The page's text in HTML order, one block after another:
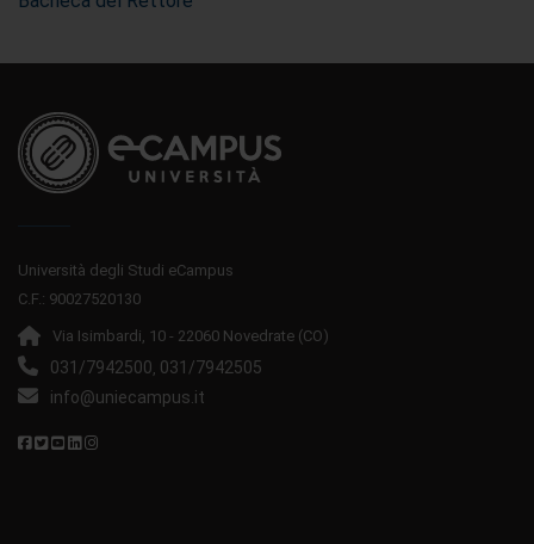
Università degli Studi eCampus
C.F.: 90027520130
Via Isimbardi, 10 - 22060 Novedrate (CO)
031/7942500, 031/7942505
info@uniecampus.it